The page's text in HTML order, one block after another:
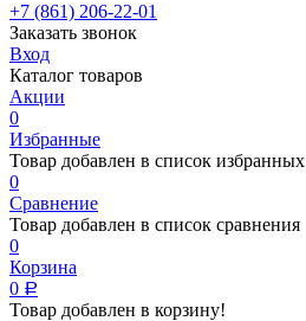
+7 (861) 206-22-01
Заказать звонок
Вход
Каталог товаров
Акции
0
Избранные
Товар добавлен в список избранных
0
Сравнение
Товар добавлен в список сравнения
0
Корзина
0 Р
Товар добавлен в корзину!